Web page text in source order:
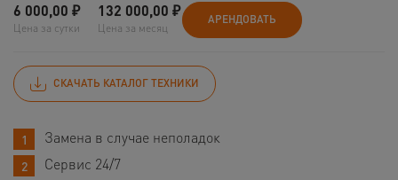
6 000,00 ₽
Цена за сутки
132 000,00 ₽
Цена за месяц
АРЕНДОВАТЬ
СКАЧАТЬ КАТАЛОГ ТЕХНИКИ
Замена в случае неполадок
Сервис 24/7